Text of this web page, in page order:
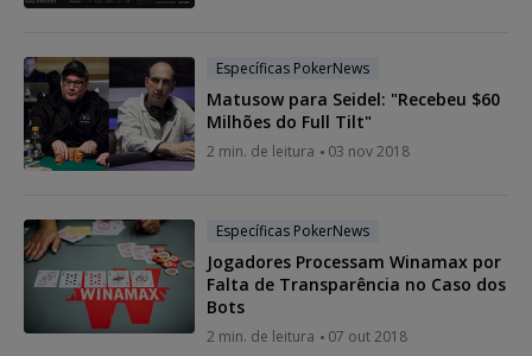
Específicas PokerNews
Matusow para Seidel: "Recebeu $60
Milhões do Full Tilt"
2 min. de leitura 03 nov 2018
Específicas PokerNews
Jogadores Processam Winamax por
Falta de Transparência no Caso dos
Bots
2 min. de leitura 07 out 2018